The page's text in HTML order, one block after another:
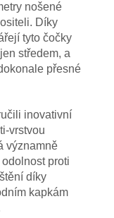
nošené
Díky
tyto čočky
středem, a
přesné
inovativní
významně
proti
díky
kapkám